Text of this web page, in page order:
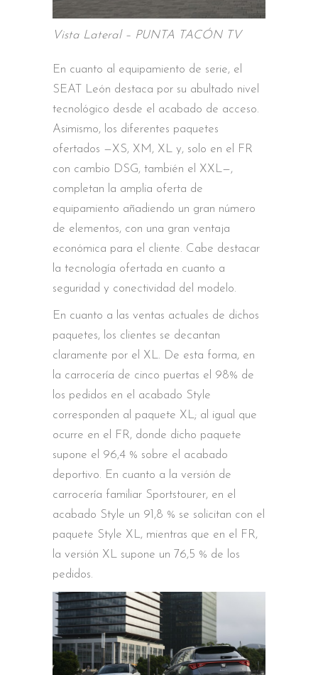
Vista Lateral – PUNTA TACÓN TV
En cuanto al equipamiento de serie, el
SEAT León destaca por su abultado nivel
tecnológico desde el acabado de acceso.
Asimismo, los diferentes paquetes
ofertados —XS, XM, XL y, solo en el FR
con cambio DSG, también el XXL—,
completan la amplia oferta de
equipamiento añadiendo un gran número
de elementos, con una gran ventaja
económica para el cliente. Cabe destacar
la tecnología ofertada en cuanto a
seguridad y conectividad del modelo.
En cuanto a las ventas actuales de dichos
paquetes, los clientes se decantan
claramente por el XL. De esta forma, en
la carrocería de cinco puertas el 98% de
los pedidos en el acabado Style
corresponden al paquete XL; al igual que
ocurre en el FR, donde dicho paquete
supone el 96,4 % sobre el acabado
deportivo. En cuanto a la versión de
carrocería familiar Sportstourer, en el
acabado Style un 91,8 % se solicitan con el
paquete Style XL, mientras que en el FR,
la versión XL supone un 76,5 % de los
pedidos.